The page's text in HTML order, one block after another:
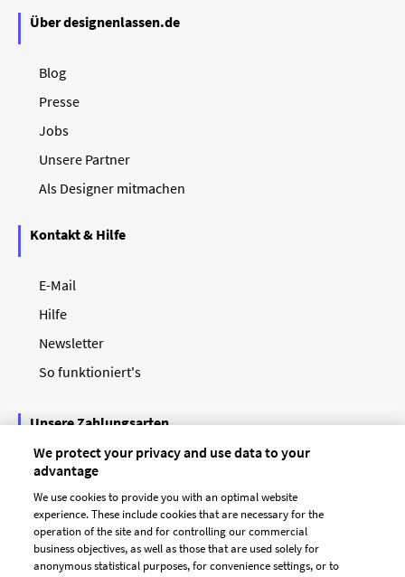
Über designenlassen.de
Blog
Presse
Jobs
Unsere Partner
Als Designer mitmachen
Kontakt & Hilfe
E-Mail
Hilfe
Newsletter
So funktioniert's
Unsere Zahlungsarten
We protect your privacy and use data to your
advantage
We use cookies to provide you with an optimal website
experience. These include cookies that are necessary for the
operation of the site and for controlling our commercial
business objectives, as well as those that are used solely for
anonymous statistical purposes, for convenience settings, or to